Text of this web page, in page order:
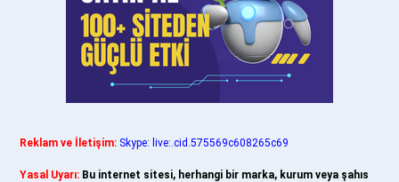
Reklam ve İletişim: Skype: live:.cid.575569c608265c69
Yasal Uyarı: Bu internet sitesi, herhangi bir marka, kurum veya şahıs